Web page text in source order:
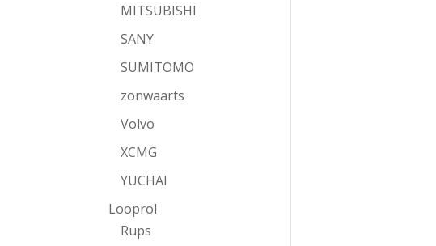
MITSUBISHI
SANY
SUMITOMO
zonwaarts
Volvo
XCMG
YUCHAI
Looprol
Rups